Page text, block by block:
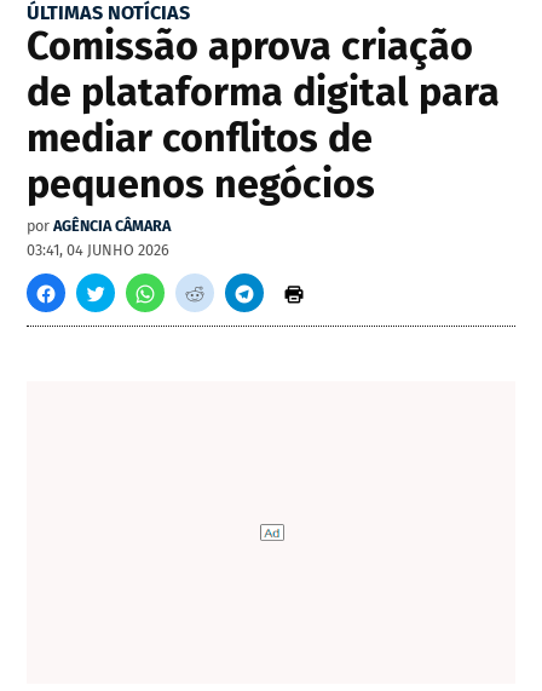
ÚLTIMAS NOTÍCIAS
Comissão aprova criação
de plataforma digital para
mediar conflitos de
pequenos negócios
por AGÊNCIA CÂMARA
03:41, 04 JUNHO 2026